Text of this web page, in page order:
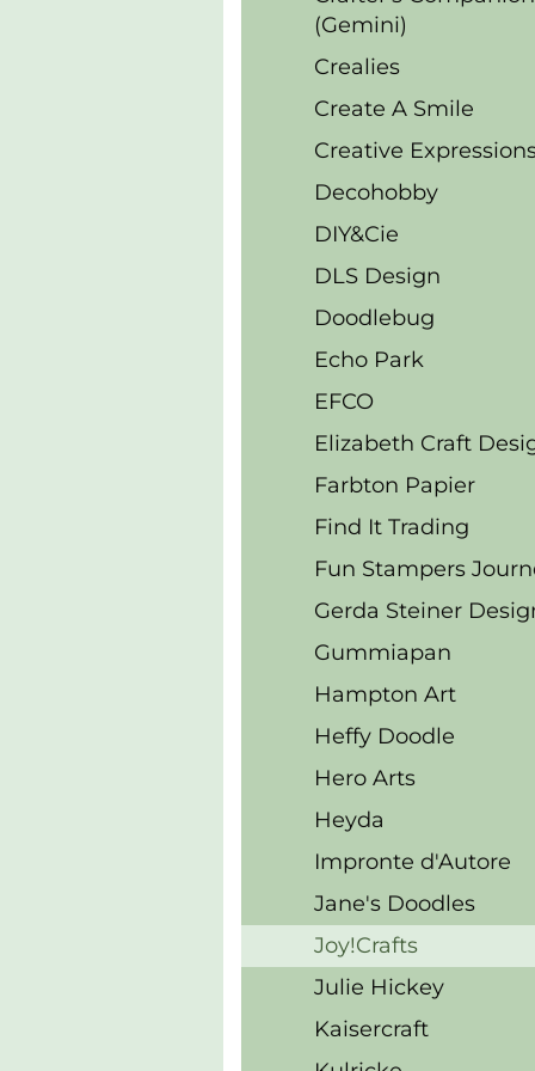
(Gemini)
Crealies
Create A Smile
Creative
Decohobby
DIY&Cie
DLS Design
Doodlebug
Echo Park
EFCO
Elizabeth Craft
Farbton Papier
Find It Trading
Fun Stampers
Gerda Steiner
Gummiapan
Hampton Art
Heffy Doodle
Hero Arts
Heyda
Impronte d'Autore
Jane's Doodles
Joy!Crafts
Julie Hickey
Kaisercraft